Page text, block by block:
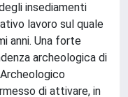
insediamenti
lavoro sul quale
anni. Una forte
archeologica di
di attivare, in